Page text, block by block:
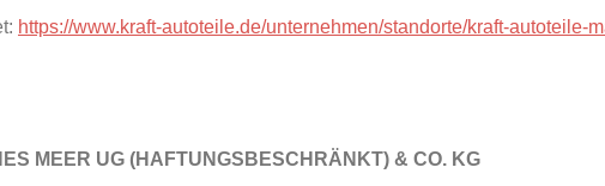
https://www.kraft-autoteile.de/unternehmen/standorte/kraft-autoteile-
MEER UG (HAFTUNGSBESCHRÄNKT) & CO. KG